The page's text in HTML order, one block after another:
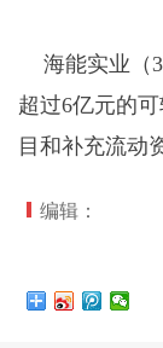
海能实业（
超过6亿元的
目和补充流动
编辑：